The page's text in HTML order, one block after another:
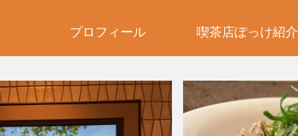
プロフィール 喫茶店ぽっけ紹介